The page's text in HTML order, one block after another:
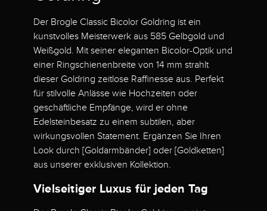
Der Brogle Classic Bicolor Goldring ist ein
kunstvolles Meisterwerk aus 585 Gelbgold und
Weißgold. Mit seiner eleganten Bicolor-Optik und
einer Ringschienenbreite von 14 mm strahlt
dieser Goldring zeitlose Raffinesse aus. Perfekt
für stilvolle Anlässe wie Hochzeiten oder
geschäftliche Empfänge, wird er ohne
Edelsteinbesatz zu einem subtilen, aber
wirkungsvollen Statement. Ergänzen Sie Ihren
Look durch [Goldarmbänder] oder [Goldketten]
aus unserer exklusiven Kollektion.
Vielseitiger Luxus für jeden Tag